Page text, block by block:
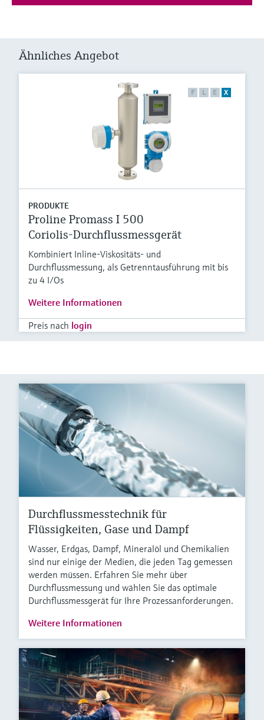
Ähnliches Angebot
F L E X
PRODUKTE
Proline Promass I 500
Coriolis-Durchflussmessgerät
Kombiniert Inline-Viskositäts- und
Durchflussmessung, als Getrenntausführung mit bis
zu 4 I/Os
Weitere Informationen
Preis nach login
Durchflussmesstechnik für
Flüssigkeiten, Gase und Dampf
Wasser, Erdgas, Dampf, Mineralöl und Chemikalien
sind nur einige der Medien, die jeden Tag gemessen
werden müssen. Erfahren Sie mehr über
Durchflussmessung und wählen Sie das optimale
Durchflussmessgerät für Ihre Prozessanforderungen.
Weitere Informationen